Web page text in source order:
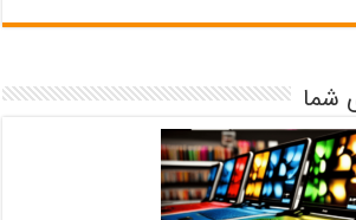
شما